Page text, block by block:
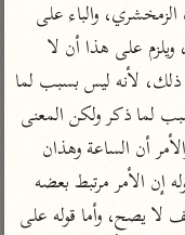
معاصرة
الميسر
المختصر في
التفسير
تفسير السعدي